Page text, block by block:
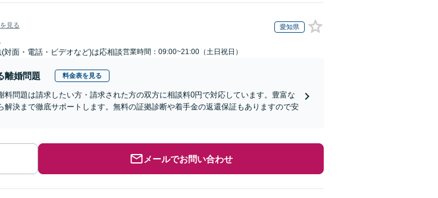
見る 愛知県
対面・電話・ビデオなど)は応相談営業時間：09:00~21:00（土日祝日）
離婚問題 料金表を見る
料問題は請求したい方・請求された方の双方に相談料0円で対応しています。豊富な
解決まで徹底サポートします。無料の証拠診断や着手金の返還保証もありますので安
メールでお問い合わせ